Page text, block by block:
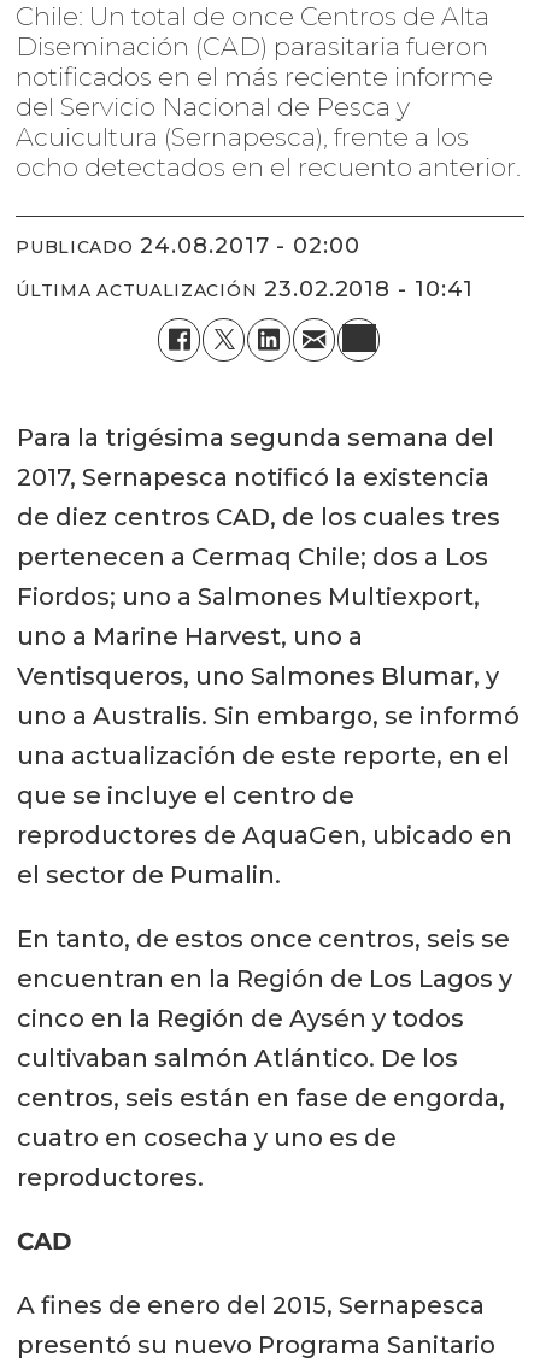
Chile: Un total de once Centros de Alta
Diseminación (CAD) parasitaria fueron
notificados en el más reciente informe
del Servicio Nacional de Pesca y
Acuicultura (Sernapesca), frente a los
ocho detectados en el recuento anterior.
PUBLICADO 24.08.2017 - 02:00
ÚLTIMA ACTUALIZACIÓN 23.02.2018 - 10:41
Para la trigésima segunda semana del
2017, Sernapesca notificó la existencia
de diez centros CAD, de los cuales tres
pertenecen a Cermaq Chile; dos a Los
Fiordos; uno a Salmones Multiexport,
uno a Marine Harvest, uno a
Ventisqueros, uno Salmones Blumar, y
uno a Australis. Sin embargo, se informó
una actualización de este reporte, en el
que se incluye el centro de
reproductores de AquaGen, ubicado en
el sector de Pumalin.
En tanto, de estos once centros, seis se
encuentran en la Región de Los Lagos y
cinco en la Región de Aysén y todos
cultivaban salmón Atlántico. De los
centros, seis están en fase de engorda,
cuatro en cosecha y uno es de
reproductores.
CAD
A fines de enero del 2015, Sernapesca
presentó su nuevo Programa Sanitario